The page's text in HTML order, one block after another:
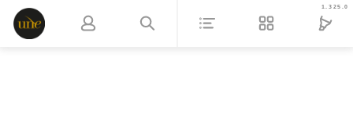
1.325.0